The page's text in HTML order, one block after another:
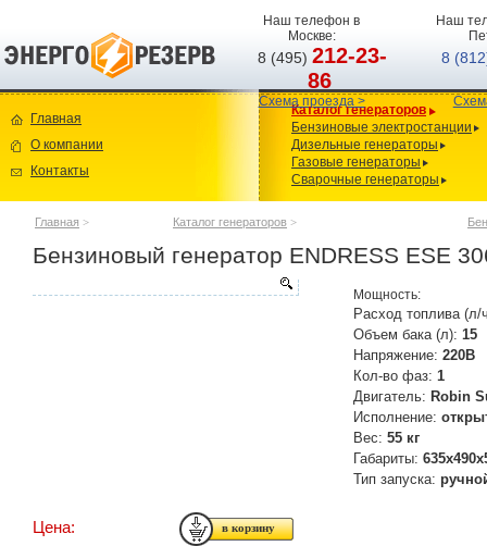
Наш телефон в
Москве:
8 (495)212-23-
86
Схема проезда >
Наш
8
Главная
О компании
Контакты
Каталог генераторов
Бензиновые электростанции
Дизельные генераторы
Газовые генераторы
Сварочные генераторы
Главная > Каталог генераторов >
Бензиновый генератор ENDRESS ESE
Мощность:
Расход топлива
Объем бака (л): 15
Напряжение: 220В
Кол-во фаз: 1
Двигатель: Robin
Исполнение:
Вес: 55 кг
Габариты:
Тип запуска:
Цена: